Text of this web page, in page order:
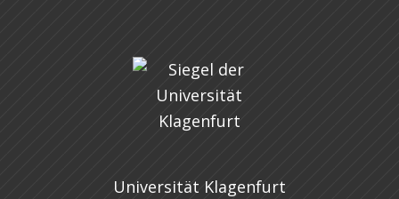
Universität Klagenfurt